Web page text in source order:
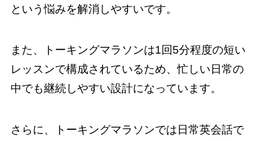
という悩みを解消しやすいです。
また、トーキングマラソンは1回5分程度の短い
レッスンで構成されているため、忙しい日常の
中でも継続しやすい設計になっています。
さらに、トーキングマラソンでは日常英会話で